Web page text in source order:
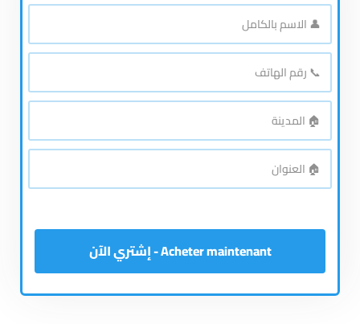
👤
الاسم
بالكامل*
📞
رقم
الهاتف*
🏠
المدينة*
🏠
العنوان*
Acheter maintenant - إشتري الآن